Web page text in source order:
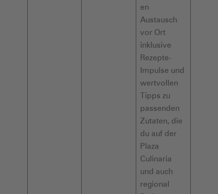
en
Austausch
vor Ort
inklusive
Rezepte-
Impulse und
wertvollen
Tipps zu
passenden
Zutaten, die
du auf der
Plaza
Culinaria
und auch
regional